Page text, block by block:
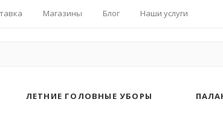
Магазины Блог Наши услуги
ЛЕТНИЕ ГОЛОВНЫЕ УБОРЫ